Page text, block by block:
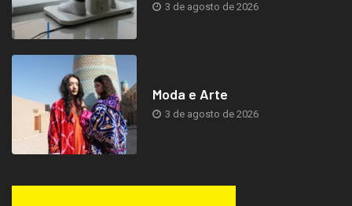
3 de agosto de 2026
Moda e Arte
3 de agosto de 2026